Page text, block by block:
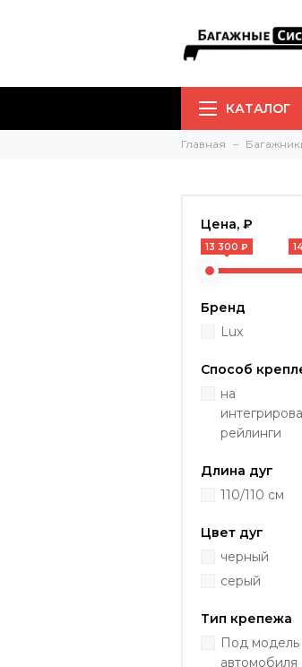
КАТАЛОГ
Главная
Цена, ₽
13 300 ₽
Бренд
Lux
Способ
на
рейлинги
Длина дуг
110/110 см
Цвет дуг
черный
серый
Тип крепежа
Под модель
автомобиля